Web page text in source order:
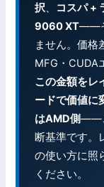
択、 コスパ +
9060 XT——
ません。価格
MFG・CUDA
この金額をレ
ードで価値に
はAMD側——
断基準です。
の使い方に照
ください。